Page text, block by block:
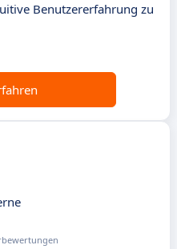
Benutzererfahrung zu